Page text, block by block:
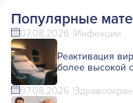
Популярные
07.08.2026 Инфекции
Реактивация
более высокой
07.08.2026